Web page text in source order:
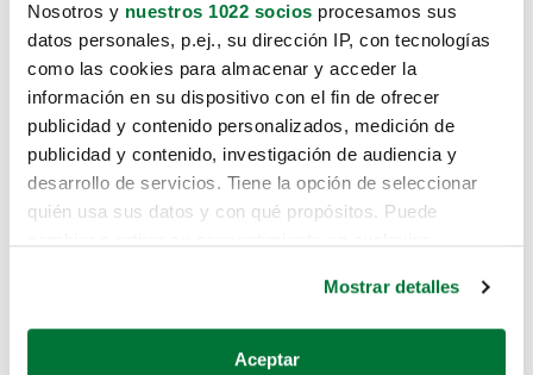
Nosotros y nuestros 1022 socios procesamos sus
datos personales, p.ej., su dirección IP, con tecnologías
como las cookies para almacenar y acceder la
información en su dispositivo con el fin de ofrecer
publicidad y contenido personalizados, medición de
publicidad y contenido, investigación de audiencia y
desarrollo de servicios. Tiene la opción de seleccionar
quién usa sus datos y con qué propósitos. Puede
Si lo permite, también quisiéramos:
Mostrar detalles
Aceptar
Lo sentimos, no sabemos como
te hemos traido hasta aquí.
Pero puedes encontrar el coche que estás
buscando en alguno de estos enlaces:
Coches de segunda mano